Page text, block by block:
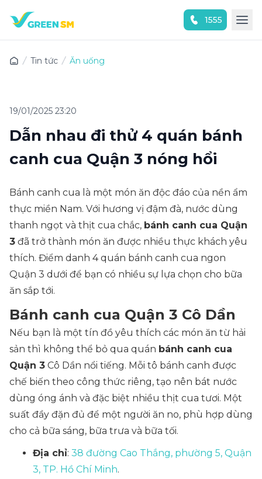
1555
Tin tức Ăn uống
19/01/2025 23:20
Dẫn nhau đi thử 4 quán bánh
canh cua Quận 3 nóng hổi
Bánh canh cua là một món ăn độc đáo của nền ẩm
thực miền Nam. Với hương vị đậm đà, nước dùng
thanh ngọt và thịt cua chắc, bánh canh cua Quận
3 đã trở thành món ăn được nhiều thực khách yêu
thích. Điểm danh 4 quán bánh canh cua ngon
Quận 3 dưới để bạn có nhiều sự lựa chọn cho bữa
ăn sắp tới.
Bánh canh cua Quận 3 Cô Dần
Nếu bạn là một tín đồ yêu thích các món ăn từ hải
sản thì không thể bỏ qua quán bánh canh cua
Quận 3 Cô Dần nổi tiếng. Mỗi tô bánh canh được
chế biến theo công thức riêng, tạo nên bát nước
dùng óng ánh và đặc biệt nhiều thịt cua tươi. Một
suất đầy đặn đủ để một người ăn no, phù hợp dùng
cho cả bữa sáng, bữa trưa và bữa tối.
Địa chỉ: 38 đường Cao Thắng, phường 5, Quận
3, TP. Hồ Chí Minh.